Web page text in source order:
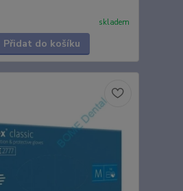
skladem
Přidat do košíku